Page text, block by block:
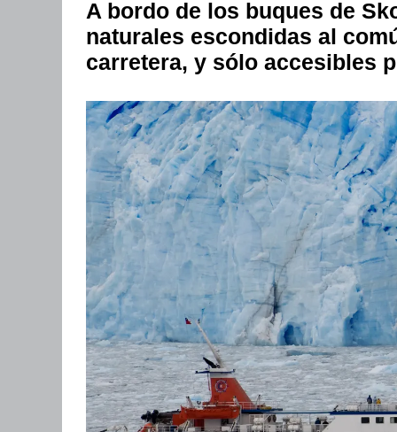
A bordo de los buques de
naturales escondidas al
carretera, y sólo accesibles